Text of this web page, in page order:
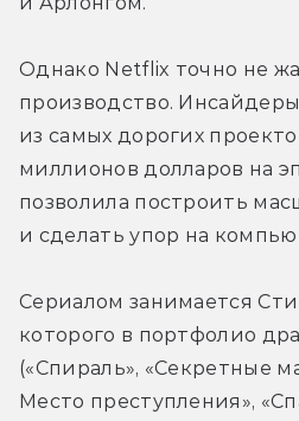
Однако Netflix точно не
производство.
из самых дорогих
миллионов долларов на
позволила построить
и сделать упор на
Сериалом занимается
которого в портфолио
(«Спираль», «Секретные
Место преступления»,